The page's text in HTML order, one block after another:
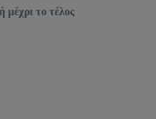
το τέλος